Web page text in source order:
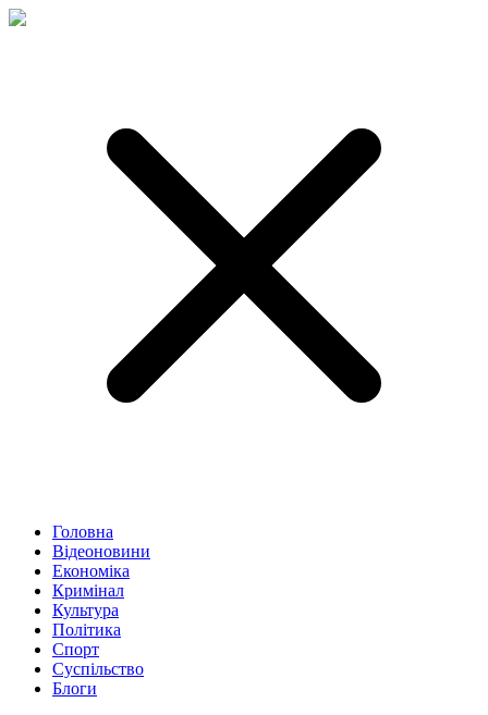
Головна
Відеоновини
Економіка
Кримінал
Культура
Політика
Спорт
Суспільство
Блоги